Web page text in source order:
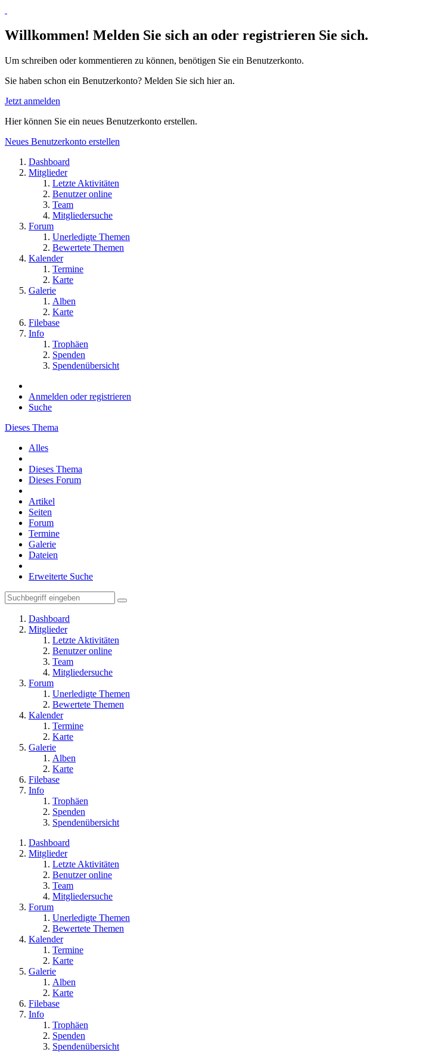
Willkommen! Melden Sie sich an oder registrieren Sie sich.
Um schreiben oder kommentieren zu können, benötigen Sie ein Benutzerkonto.
Sie haben schon ein Benutzerkonto? Melden Sie sich hier an.
Jetzt anmelden
Hier können Sie ein neues Benutzerkonto erstellen.
Neues Benutzerkonto erstellen
Dashboard
Mitglieder
Letzte Aktivitäten
Benutzer online
Team
Mitgliedersuche
Forum
Unerledigte Themen
Bewertete Themen
Kalender
Termine
Karte
Galerie
Alben
Karte
Filebase
Info
Trophäen
Spenden
Spendenübersicht
Anmelden oder registrieren
Suche
Dieses Thema
Alles
Dieses Thema
Dieses Forum
Artikel
Seiten
Forum
Termine
Galerie
Dateien
Erweiterte Suche
Dashboard
Mitglieder
Letzte Aktivitäten
Benutzer online
Team
Mitgliedersuche
Forum
Unerledigte Themen
Bewertete Themen
Kalender
Termine
Karte
Galerie
Alben
Karte
Filebase
Info
Trophäen
Spenden
Spendenübersicht
Dashboard
Mitglieder
Letzte Aktivitäten
Benutzer online
Team
Mitgliedersuche
Forum
Unerledigte Themen
Bewertete Themen
Kalender
Termine
Karte
Galerie
Alben
Karte
Filebase
Info
Trophäen
Spenden
Spendenübersicht